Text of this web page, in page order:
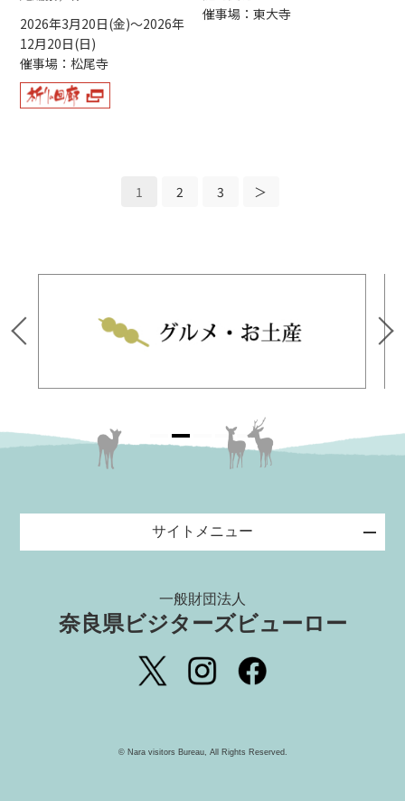
2026年3月20日(金)～2026年
12月20日(日)
催事場：松尾寺
催事場：東大寺
1 2 3
サイトメニュー
一般財団法人
奈良県ビジターズビューロー
©️ Nara visitors Bureau, All Rights Reserved.